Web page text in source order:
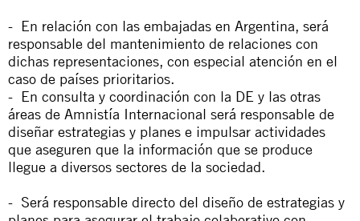
- En relación con las embajadas en Argentina, será
responsable del mantenimiento de relaciones con
dichas representaciones, con especial atención en el
caso de países prioritarios.
- En consulta y coordinación con la DE y las otras
áreas de Amnistía Internacional será responsable de
diseñar estrategias y planes e impulsar actividades
que aseguren que la información que se produce
llegue a diversos sectores de la sociedad.
- Será responsable directo del diseño de estrategias y